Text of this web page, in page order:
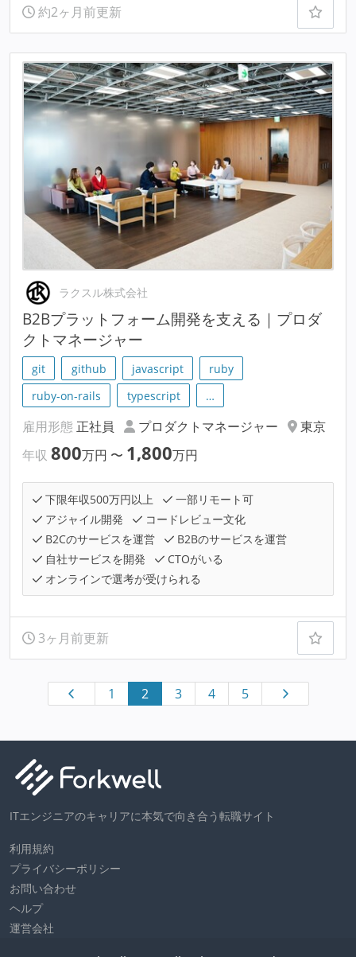
約2ヶ月前更新
ラクスル株式会社
B2Bプラットフォーム開発を支える｜プロダ
クトマネージャー
git github javascript
ruby
ruby-on-rails
typescript …
雇用形態 正社員 プロダクトマネージャー
東京
年収 800万円 〜 1,800万円
下限年収500万円以上
一部リモート可
アジャイル開発
コードレビュー文化
B2Cのサービスを運営
B2Bのサービスを運営
自社サービスを開発
CTOがいる
オンラインで選考が受けられる
3ヶ月前更新
1 2 3 4 5
ITエンジニアのキャリアに本気で向き合う転職サイト
利用規約
プライバシーポリシー
お問い合わせ
ヘルプ
運営会社